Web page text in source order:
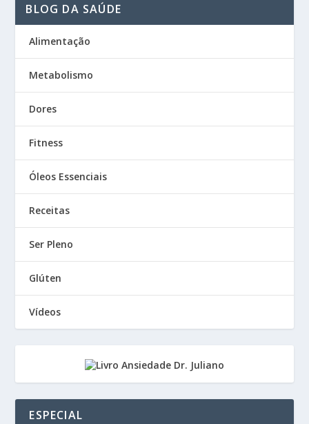
BLOG DA SAÚDE
Alimentação
Metabolismo
Dores
Fitness
Óleos Essenciais
Receitas
Ser Pleno
Glúten
Vídeos
ESPECIAL